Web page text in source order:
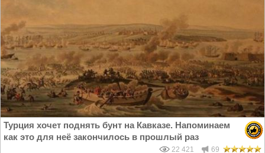
Турция хочет поднять бунт на Кавказе. Напоминаем
как это для неё закончилось в прошлый раз
22 421 69